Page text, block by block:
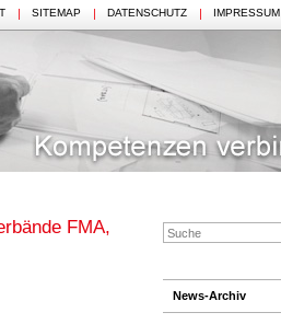
SITEMAP DATENSCHUTZ IMPRESSUM
News-Archiv
FMA,